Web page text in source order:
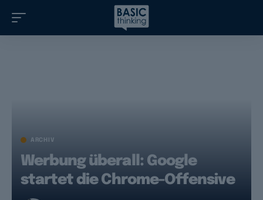
ARCHIV
Werbung überall: Google
startet die Chrome-Offensive